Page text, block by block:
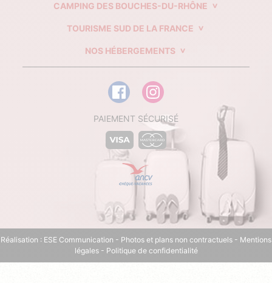
CAMPING DES BOUCHES-DU-RHÔNE
TOURISME SUD DE LA FRANCE
NOS HÉBERGEMENTS
PAIEMENT SÉCURISÉ
Réalisation : ESE Communication - Photos et plans non contractuels - Mentions
légales- Politique de confidentialité